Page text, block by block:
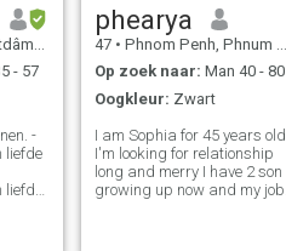
- 57
-
liefde
phearya
47 • Phnom Penh, Phnum Pénh, Cambodja
Op zoek naar: Man 40 - 80
Oogkleur: Zwart
I am Sophia for 45 years old
I'm looking for relationship
long and merry I have 2 son
growing up now and my job